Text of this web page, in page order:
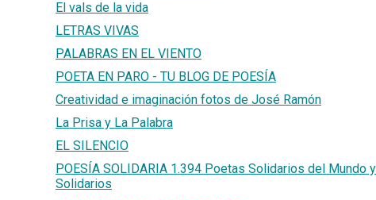
El vals de la vida
LETRAS VIVAS
PALABRAS EN EL VIENTO
POETA EN PARO - TU BLOG DE POESÍA
Creatividad e imaginación fotos de José Ramón
La Prisa y La Palabra
EL SILENCIO
POESÍA SOLIDARIA 1.394 Poetas Solidarios del Mundo
Solidarios